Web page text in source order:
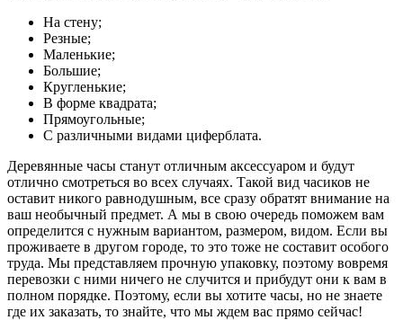
На стену;
Резные;
Маленькие;
Большие;
Кругленькие;
В форме квадрата;
Прямоугольные;
С различными видами циферблата.
Деревянные часы станут отличным аксессуаром и будут
отлично смотреться во всех случаях. Такой вид часиков не
оставит никого равнодушным, все сразу обратят внимание на
ваш необычный предмет. А мы в свою очередь поможем вам
определится с нужным вариантом, размером, видом. Если вы
проживаете в другом городе, то это тоже не составит особого
труда. Мы представляем прочную упаковку, поэтому вовремя
перевозки с ними ничего не случится и прибудут они к вам в
полном порядке. Поэтому, если вы хотите часы, но не знаете
где их заказать, то знайте, что мы ждем вас прямо сейчас!